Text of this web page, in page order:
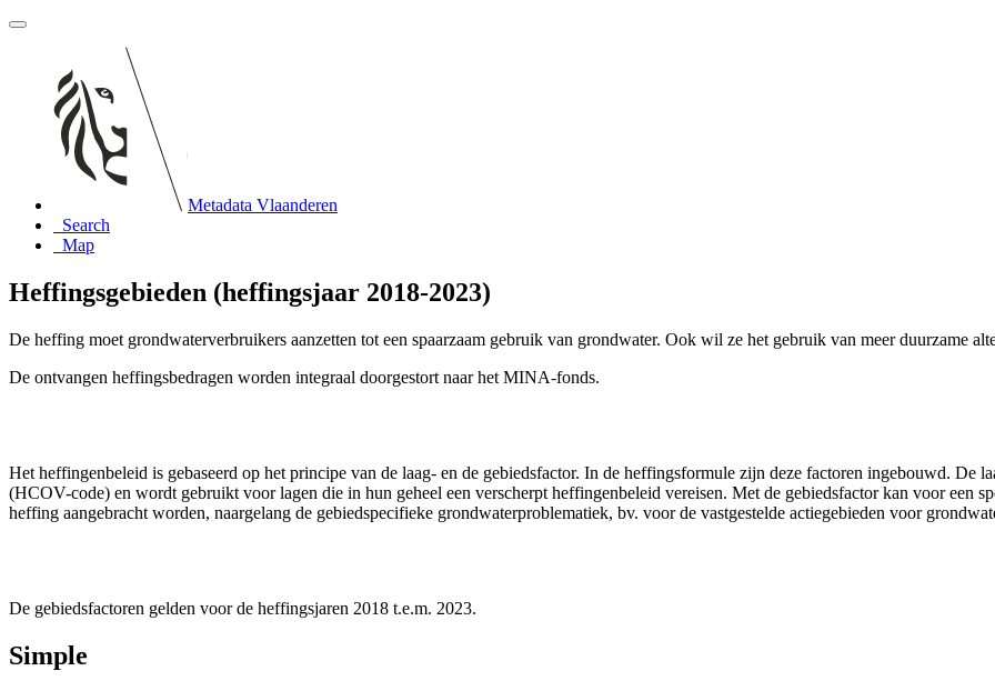
Metadata Vlaanderen
Search
Map
Heffingsgebieden (heffingsjaar 2018-2023)
De heffing moet grondwaterverbruikers aanzetten tot een spaarzaam gebruik van grondwater. Ook wil ze het gebruik van meer duurzame
De ontvangen heffingsbedragen worden integraal doorgestort naar het MINA-fonds.
Het heffingenbeleid is gebaseerd op het principe van de laag- en de gebiedsfactor. In de heffingsformule zijn deze factoren ingebouwd. De
(HCOV-code) en wordt gebruikt voor lagen die in hun geheel een verscherpt heffingenbeleid vereisen. Met de gebiedsfactor kan voor een
heffing aangebracht worden, naargelang de gebiedspecifieke grondwaterproblematiek, bv. voor de vastgestelde actiegebieden voor
De gebiedsfactoren gelden voor de heffingsjaren 2018 t.e.m. 2023.
Simple